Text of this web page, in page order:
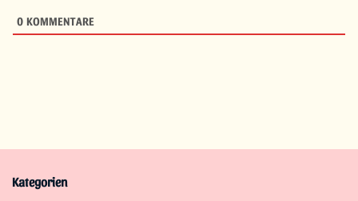
0 KOMMENTARE
Kategorien